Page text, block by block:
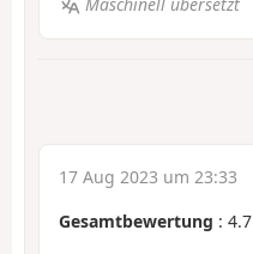
Maschinell übersetzt
17 Aug 2023 um 23:33
Gesamtbewertung : 4.7